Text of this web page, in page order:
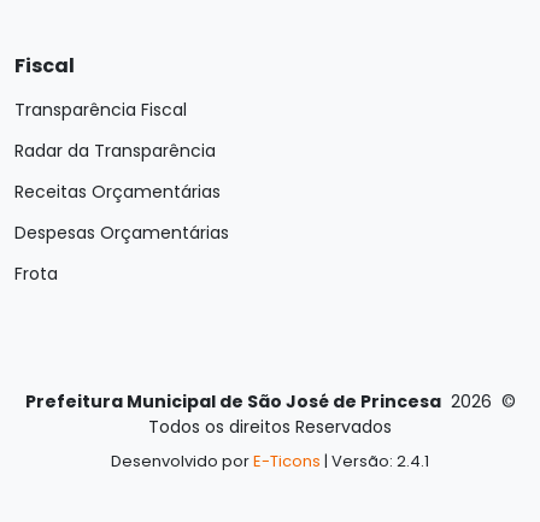
Fiscal
Transparência Fiscal
Radar da Transparência
Receitas Orçamentárias
Despesas Orçamentárias
Frota
Prefeitura Municipal de São José de Princesa 2026 ©
Todos os direitos Reservados
Desenvolvido porE-Ticons | Versão: 2.4.1